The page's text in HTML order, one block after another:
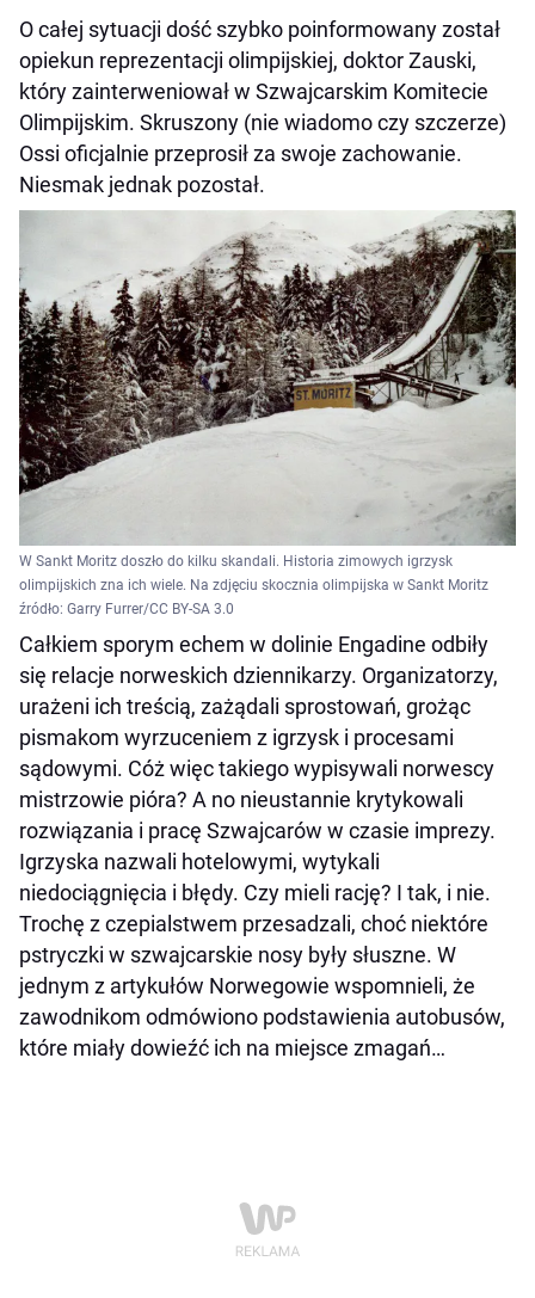
O całej sytuacji dość szybko poinformowany został
opiekun reprezentacji olimpijskiej, doktor Zauski,
który zainterweniował w Szwajcarskim Komitecie
Olimpijskim. Skruszony (nie wiadomo czy szczerze)
Ossi oficjalnie przeprosił za swoje zachowanie.
Niesmak jednak pozostał.
W Sankt Moritz doszło do kilku skandali. Historia zimowych igrzysk
olimpijskich zna ich wiele. Na zdjęciu skocznia olimpijska w Sankt Moritz
źródło: Garry Furrer/CC BY-SA 3.0
Całkiem sporym echem w dolinie Engadine odbiły
się relacje norweskich dziennikarzy. Organizatorzy,
urażeni ich treścią, zażądali sprostowań, grożąc
pismakom wyrzuceniem z igrzysk i procesami
sądowymi. Cóż więc takiego wypisywali norwescy
mistrzowie pióra? A no nieustannie krytykowali
rozwiązania i pracę Szwajcarów w czasie imprezy.
Igrzyska nazwali hotelowymi, wytykali
niedociągnięcia i błędy. Czy mieli rację? I tak, i nie.
Trochę z czepialstwem przesadzali, choć niektóre
pstryczki w szwajcarskie nosy były słuszne. W
jednym z artykułów Norwegowie wspomnieli, że
zawodnikom odmówiono podstawienia autobusów,
które miały dowieźć ich na miejsce zmagań…